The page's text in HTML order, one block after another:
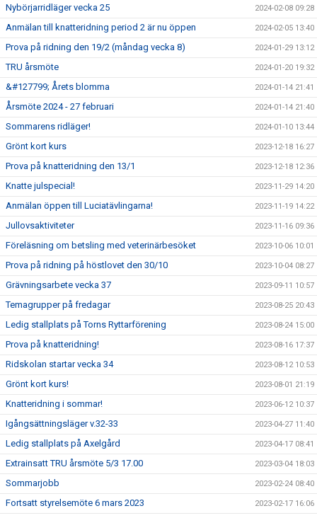
Nybörjarridläger vecka 25 2024-02-08 09:28
Anmälan till knatteridning period 2 är nu öppen 2024-02-05 13:40
Prova på ridning den 19/2 (måndag vecka 8) 2024-01-29 13:12
TRU årsmöte 2024-01-20 19:32
&#127799; Årets blomma 2024-01-14 21:41
Årsmöte 2024 - 27 februari 2024-01-14 21:40
Sommarens ridläger! 2024-01-10 13:44
Grönt kort kurs 2023-12-18 16:27
Prova på knatteridning den 13/1 2023-12-18 12:36
Knatte julspecial! 2023-11-29 14:20
Anmälan öppen till Luciatävlingarna! 2023-11-19 14:22
Jullovsaktiviteter 2023-11-16 09:36
Föreläsning om betsling med veterinärbesöket 2023-10-06 10:01
Prova på ridning på höstlovet den 30/10 2023-10-04 08:27
Grävningsarbete vecka 37 2023-09-11 10:57
Temagrupper på fredagar 2023-08-25 20:43
Ledig stallplats på Torns Ryttarförening 2023-08-24 15:00
Prova på knatteridning! 2023-08-16 17:37
Ridskolan startar vecka 34 2023-08-12 10:53
Grönt kort kurs! 2023-08-01 21:19
Knatteridning i sommar! 2023-06-12 10:37
Igångsättningsläger v.32-33 2023-04-27 11:40
Ledig stallplats på Axelgård 2023-04-17 08:41
Extrainsatt TRU årsmöte 5/3 17.00 2023-03-04 18:03
Sommarjobb 2023-02-24 08:40
Fortsatt styrelsemöte 6 mars 2023 2023-02-17 16:06